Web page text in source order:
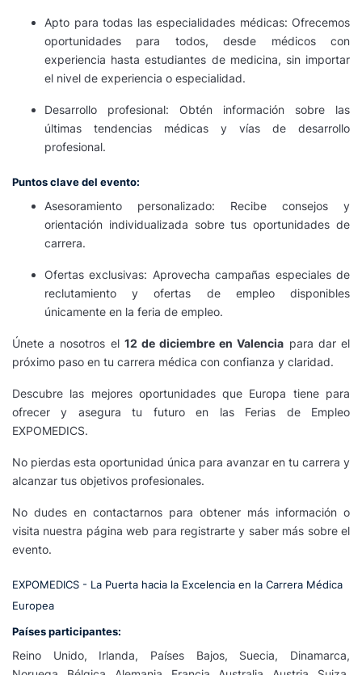
Apto para todas las especialidades médicas: Ofrecemos
oportunidades para todos, desde médicos con
experiencia hasta estudiantes de medicina, sin importar
el nivel de experiencia o especialidad.
Desarrollo profesional: Obtén información sobre las
últimas tendencias médicas y vías de desarrollo
profesional.
Puntos clave del evento:
Asesoramiento personalizado: Recibe consejos y
orientación individualizada sobre tus oportunidades de
carrera.
Ofertas exclusivas: Aprovecha campañas especiales de
reclutamiento y ofertas de empleo disponibles
únicamente en la feria de empleo.
Únete a nosotros el 12 de diciembre en Valencia para dar el
próximo paso en tu carrera médica con confianza y claridad.
Descubre las mejores oportunidades que Europa tiene para
ofrecer y asegura tu futuro en las Ferias de Empleo
EXPOMEDICS.
No pierdas esta oportunidad única para avanzar en tu carrera y
alcanzar tus objetivos profesionales.
No dudes en contactarnos para obtener más información o
visita nuestra página web para registrarte y saber más sobre el
evento.
EXPOMEDICS - La Puerta hacia la Excelencia en la Carrera Médica
Europea
Países participantes:
Reino Unido, Irlanda, Países Bajos, Suecia, Dinamarca,